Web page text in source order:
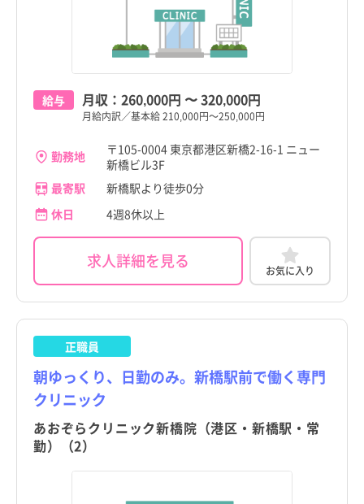
千葉県
神奈川県
新潟県
富山県
石川県
福井県
山梨県
長野県
岐阜県
静岡県
愛知県
三重県
板橋区
練馬区
江戸川区
八王子市
立川市
武蔵野市
三鷹市
青梅市
府中市
昭島市
調布市
神谷町駅
六本木駅
乃木坂駅
表参道駅
麻布十番駅
六本木一丁目駅
高輪台駅
内幸町駅
御成門駅
芝公園駅
モノレール浜松町駅
赤羽橋駅
職種・資格すべて
看護師
助産師
准看護師
施設形態すべて
病院
クリニック
介護施設
勤務形態すべて
常勤（夜勤あり）
常勤（夜勤なし）
常勤（夜勤のみ）
こだわりすべて
4週8休以上
土日祝休み
年間休日120日以上
日勤のみ
残業少なめ
給与 月収： 260,000円 〜320,000円
月給内訳／基本給 210,000円～250,000円
勤務地
〒105-0004 東京都港区新橋2-16-1 ニュー
新橋ビル3F
最寄駅
新橋駅より徒歩0分
休日
4週8休以上
求人詳細を見る お気に入り
正職員
朝ゆっくり、日勤のみ。新橋駅前で働く専門
クリニック
あおぞらクリニック新橋院（港区・新橋駅・常
勤）（2）
千葉県
神奈川県
新潟県
富山県
石川県
福井県
山梨県
長野県
岐阜県
静岡県
愛知県
三重県
板橋区
練馬区
江戸川区
八王子市
立川市
武蔵野市
三鷹市
青梅市
府中市
昭島市
調布市
神谷町駅
六本木駅
乃木坂駅
表参道駅
麻布十番駅
六本木一丁目駅
高輪台駅
内幸町駅
御成門駅
芝公園駅
モノレール浜松町駅
赤羽橋駅
職種・資格すべて
看護師
助産師
准看護師
施設形態すべて
病院
クリニック
介護施設
勤務形態すべて
常勤（夜勤あり）
常勤（夜勤なし）
常勤（夜勤のみ）
こだわりすべて
4週8休以上
土日祝休み
年間休日120日以上
日勤のみ
残業少なめ